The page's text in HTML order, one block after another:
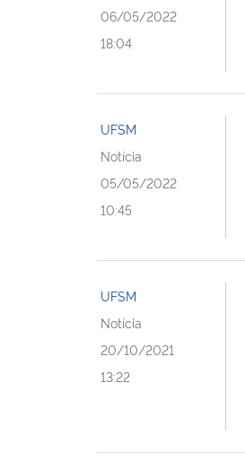
06/05/2022
18:04
UFSM
Notícia
05/05/2022
10:45
UFSM
Notícia
20/10/2021
13:22